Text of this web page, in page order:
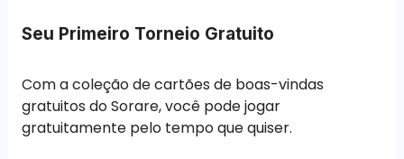
Seu Primeiro Torneio Gratuito
Com a coleção de cartões de boas-vindas
gratuitos do Sorare, você pode jogar
gratuitamente pelo tempo que quiser.